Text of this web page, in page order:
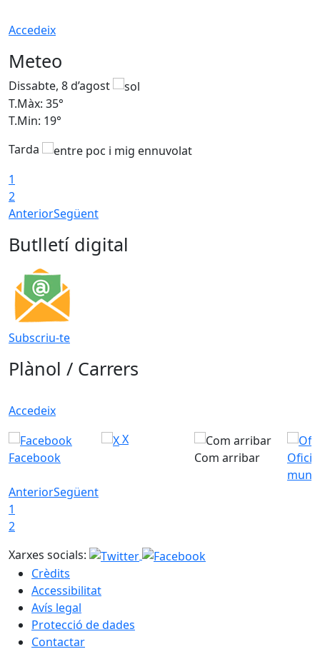
Accedeix
Meteo
Dissabte, 8 d’agost
T.Màx: 35°
T.Min: 19°
Tarda
1
2
AnteriorSegüent
Butlletí digital
Subscriu-te
Plànol / Carrers
Accedeix
Facebook
X
Com arribar
AnteriorSegüent
1
2
Xarxes socials:
Crèdits
Accessibilitat
Avís legal
Protecció de dades
Contactar